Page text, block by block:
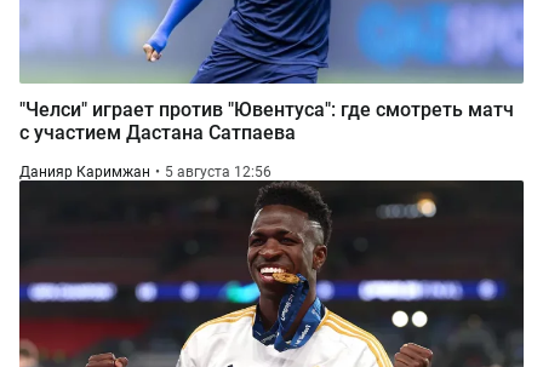
"Челси" играет против "Ювентуса": где смотреть матч
с участием Дастана Сатпаева
Данияр Каримжан 5 августа 12:56